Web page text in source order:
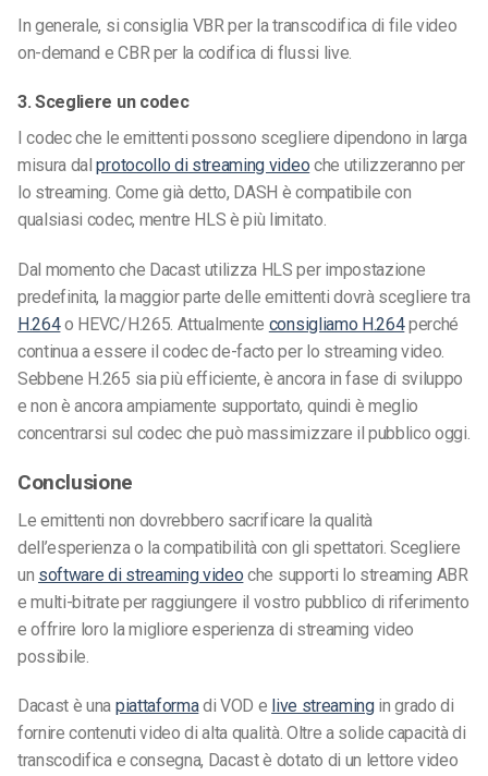
In generale, si consiglia VBR per la transcodifica di file video
on-demand e CBR per la codifica di flussi live.
3. Scegliere un codec
I codec che le emittenti possono scegliere dipendono in larga
misura dalprotocollo di streaming video che utilizzeranno per
lo streaming. Come già detto, DASH è compatibile con
qualsiasi codec, mentre HLS è più limitato.
Dal momento che Dacast utilizza HLS per impostazione
predefinita, la maggior parte delle emittenti dovrà scegliere tra
H.264o HEVC/H.265. Attualmente consigliamo H.264perché
continua a essere il codec de-facto per lo streaming video.
Sebbene H.265 sia più efficiente, è ancora in fase di sviluppo
e non è ancora ampiamente supportato, quindi è meglio
concentrarsi sul codec che può massimizzare il pubblico oggi.
Conclusione
Le emittenti non dovrebbero sacrificare la qualità
dell’esperienza o la compatibilità con gli spettatori. Scegliere
un software di streaming video che supporti lo streaming ABR
e multi-bitrate per raggiungere il vostro pubblico di riferimento
e offrire loro la migliore esperienza di streaming video
possibile.
Dacast è una piattaformadi VOD e live streamingin grado di
fornire contenuti video di alta qualità. Oltre a solide capacità di
transcodifica e consegna, Dacast è dotato di un lettore video